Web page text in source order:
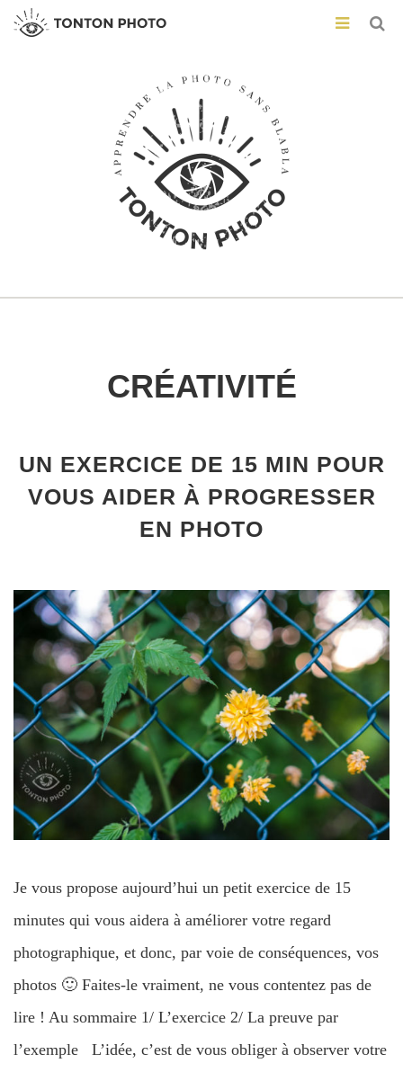
CRÉATIVITÉ
UN EXERCICE DE 15 MIN POUR
VOUS AIDER À PROGRESSER
EN PHOTO
Je vous propose aujourd’hui un petit exercice de 15
minutes qui vous aidera à améliorer votre regard
photographique, et donc, par voie de conséquences, vos
photos 🙂 Faites-le vraiment, ne vous contentez pas de
lire ! Au sommaire 1/ L’exercice 2/ La preuve par
l’exemple L’idée, c’est de vous obliger à observer votre